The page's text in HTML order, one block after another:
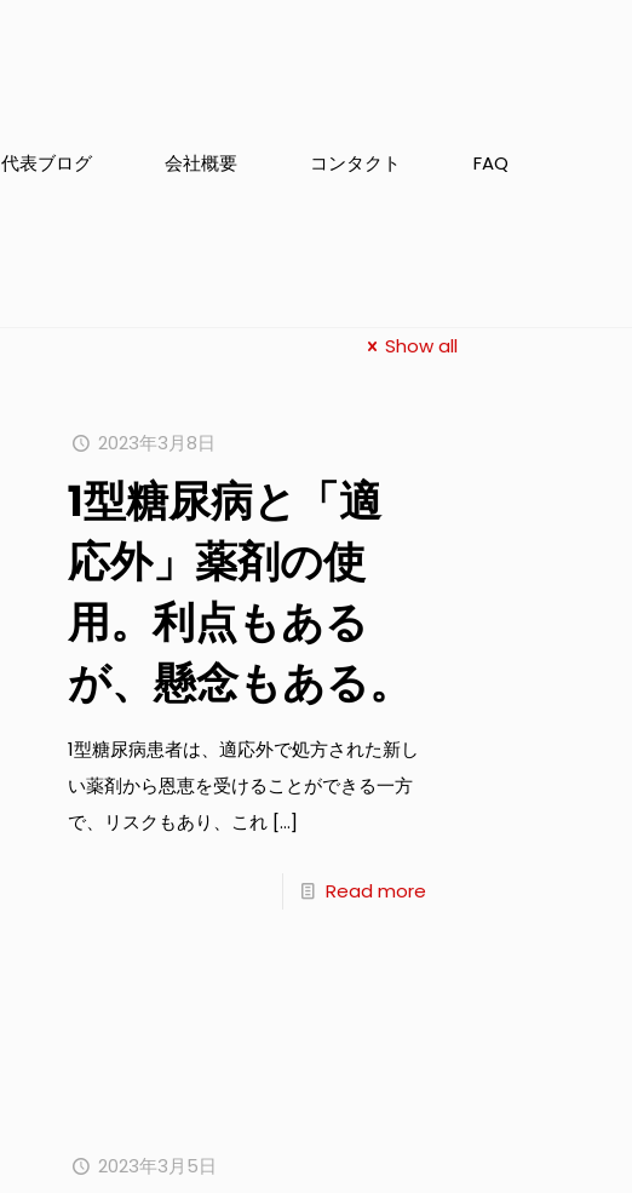
代表ブログ 会社概要 コンタクト FAQ
Show all
2023年3月8日
1型糖尿病と「適
応外」薬剤の使
用。利点もある
が、懸念もある。
1型糖尿病患者は、適応外で処方された新し
い薬剤から恩恵を受けることができる一方
で、リスクもあり、これ […]
Read more
2023年3月5日